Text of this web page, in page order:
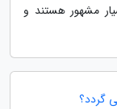
مشهور هستند و
گردد؟